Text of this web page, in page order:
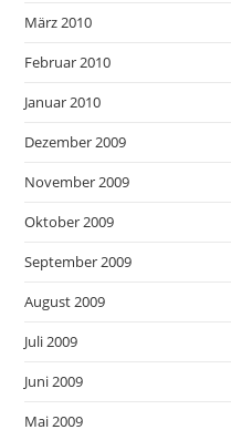
März 2010
Februar 2010
Januar 2010
Dezember 2009
November 2009
Oktober 2009
September 2009
August 2009
Juli 2009
Juni 2009
Mai 2009